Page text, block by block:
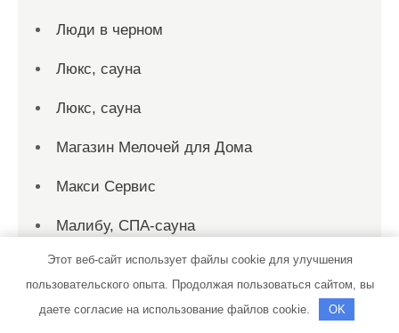
Люди в черном
Люкс, сауна
Люкс, сауна
Магазин Мелочей для Дома
Макси Сервис
Малибу, СПА-сауна
Мастер 12 вольт
МАСТЕР-СЕРВИС, центр ремонта и
Этот веб-сайт использует файлы cookie для улучшения
пользовательского опыта. Продолжая пользоваться сайтом, вы
даете согласие на использование файлов cookie.
OK